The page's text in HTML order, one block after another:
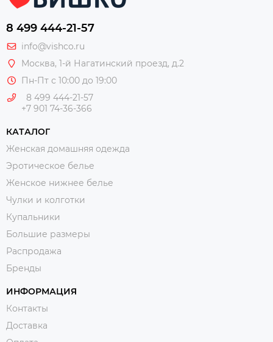
8 499 444-21-57
info@vishco.ru
Москва, 1-й Нагатинский проезд, д.2
Пн-Пт с 10:00 до 19:00
8 499 444-21-57
+7 901 74-36-366
КАТАЛОГ
Женская домашняя одежда
Эротическое белье
Женское нижнее белье
Чулки и колготки
Купальники
Большие размеры
Распродажа
Бренды
ИНФОРМАЦИЯ
Контакты
Доставка